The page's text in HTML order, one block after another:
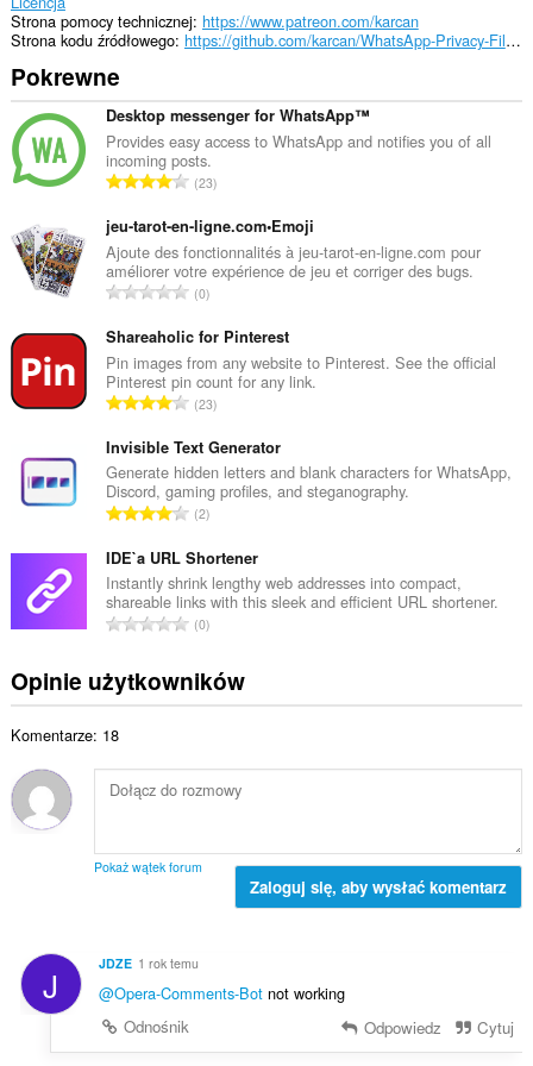
Strona pomocy technicznej https://www.patreon.com/karcan
Strona kodu źródłowego
https://github.com/karcan/WhatsApp-Privacy-Filter
Pokrewne
Desktop messenger for WhatsApp™
Provides easy access to WhatsApp and notifies you of all
incoming posts.
C
ł
k
o
w
t
a
l
c
z
b
a
c
e
n
:
23
jeu-tarot-en-ligne.com•Emoji
Ajoute des fonctionnalités à jeu-tarot-en-ligne.com pour
améliorer votre expérience de jeu et corriger des bugs.
C
ł
k
o
w
t
a
l
c
z
b
a
c
e
0
Shareaholic for Pinterest
Pin images from any website to Pinterest. See the official
Pinterest pin count for any link.
C
ł
k
o
w
t
a
l
z
b
c
e
:
23
Invisible Text Generator
Generate hidden letters and blank characters for WhatsApp,
Discord, gaming profiles, and steganography.
C
ł
k
o
w
t
a
c
z
o
:
2
IDE`a URL Shortener
Instantly shrink lengthy web addresses into compact,
shareable links with this sleek and efficient URL shortener.
C
k
i
t
i
a
c
e
n
0
Opinie użytkowników
Komentarze: 18
Pokaż wątek forum
Zaloguj się, aby wysłać komentarz
J JDZE 1 rok temu
@Opera-Comments-Botnot working
Odnośnik
Odpowiedz Cytuj